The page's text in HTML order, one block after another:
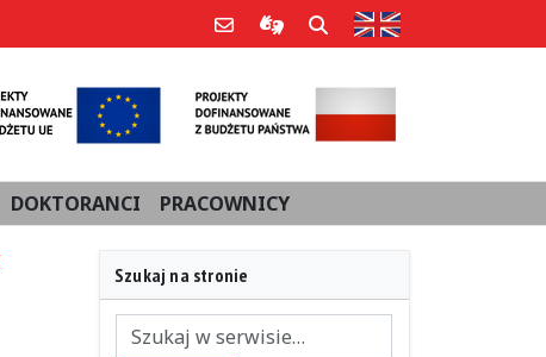
Poczta e-mailInformacje dla użytkowników
Szukaj Strona w języku
DOKTORANCI PRACOWNICY
Szukaj na stronie